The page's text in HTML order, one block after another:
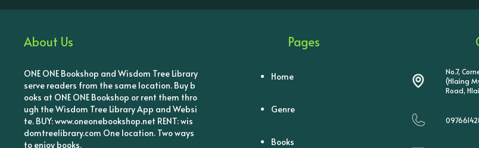
About Us
ONE ONE Bookshop and Wisdom Tree Library
serve readers from the same location. Buy b
ooks at ONE ONE Bookshop or rent them thro
ugh the Wisdom Tree Library App and Websi
te. BUY: www.oneonebookshop.net RENT: wis
domtreelibrary.com One location. Two ways
to enjoy books.
Pages
Home
Genre
Books
No.7,
(Hlaing
Road,